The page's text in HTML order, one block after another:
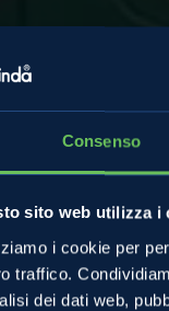
Consenso
sito web utilizza i
i cookie per
traffico.
dei dati web,